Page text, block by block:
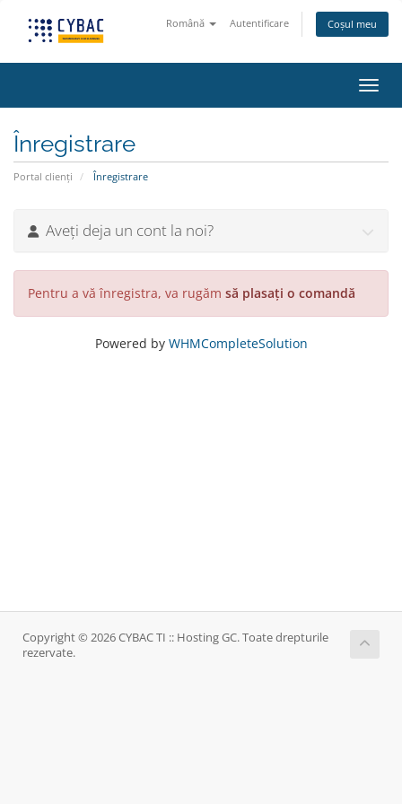
Română Autentificare Coșul meu
Înregistrare
Portal clienți Înregistrare
Aveți deja un cont la noi?
Pentru a vă înregistra, va rugăm să plasați o comandă
Powered by WHMCompleteSolution
Copyright © 2026 CYBAC TI :: Hosting GC. Toate drepturile
rezervate.